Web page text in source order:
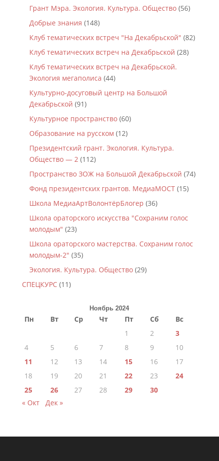
Грант Мэра. Экология. Культура. Общество(56)
Добрые знания (148)
Клуб тематических встреч "На Декабрьской" (82)
Клуб тематических встреч на Декабрьской (28)
Клуб тематических встреч на Декабрьской.
Экология мегаполиса (44)
Культурно-досуговый центр на Большой
Декабрьской (91)
Культурное пространство(60)
Образование на русском (12)
Президентский грант. Экология. Культура.
Общество — 2(112)
Пространство ЗОЖ на Большой Декабрьской (74)
Фонд президентских грантов. МедиаМОСТ(15)
Школа МедиаАртВолонтёрБлогер (36)
Школа ораторского искусства "Сохраним голос
молодым" (23)
Школа ораторского мастерства. Сохраним голос
молодым-2" (35)
Экология. Культура. Общество(29)
СПЕЦКУРС(11)
Ноябрь 2024
Пн Вт Ср Чт Пт Сб
Вс
1
2
3
4
5 6 7 8 9
10
11
12 13 14 15 16
17
18
19 20 21 22 23
24
25
26 27 28 29
30
« Окт
Дек »